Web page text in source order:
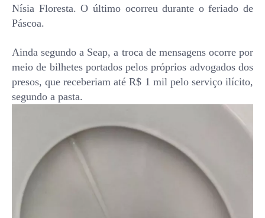
Nísia Floresta. O último ocorreu durante o feriado de
Páscoa.
Ainda segundo a Seap, a troca de mensagens ocorre por
meio de bilhetes portados pelos próprios advogados dos
presos, que receberiam até R$ 1 mil pelo serviço ilícito,
segundo a pasta.